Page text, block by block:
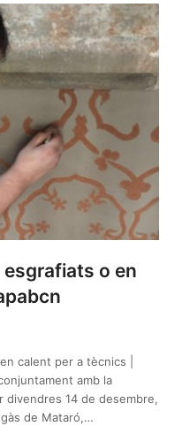
esgrafiats o en
calent per a tècnics |
amb la
divendres 14 de desembre,
de Mataró,…